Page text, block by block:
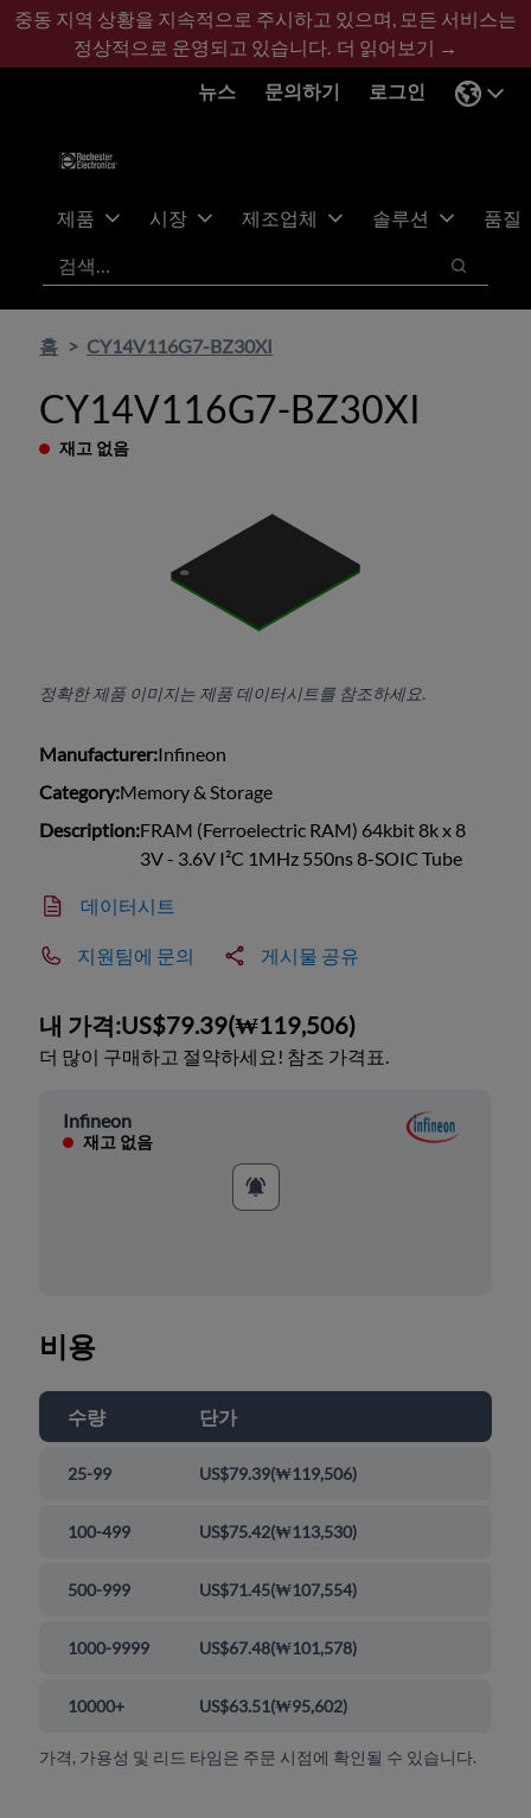
기
콘
바
글
중동 지역 상황을 지속적으로 주시하고 있으며, 모든 서비스는
정상적으로 운영되고 있습니다. 더 읽어보기 →
뉴스
문의하기 로그인
제품 시장 제조업체 솔루션
품질
검색
검색
홈 CY14V116G7-BZ30XI
CY14V116G7-BZ30XI
재고 없음
정확한 제품 이미지는 제품 데이터시트를 참조하세요.
Manufacturer:Infineon
Category:Memory & Storage
Description:FRAM (Ferroelectric RAM) 64kbit 8k x 8
3V - 3.6V I²C 1MHz 550ns 8-SOIC Tube
데이터시트
지원팀에 문의 게시물 공유
내 가격:US$79.39(₩119,506)
더 많이 구매하고 절약하세요! 참조 가격표.
Infineon
재고 없음
비용
수량 단가
25-99 US$79.39(₩119,506)
100-499 US$75.42(₩113,530)
500-999 US$71.45(₩107,554)
1000-9999 US$67.48(₩101,578)
10000+ US$63.51(₩95,602)
가격, 가용성 및 리드 타임은 주문 시점에 확인될 수 있습니다.